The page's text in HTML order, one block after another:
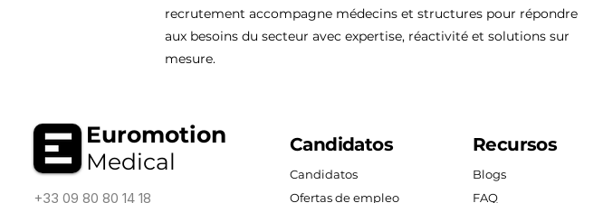
recrutement accompagne médecins et structures pour répondre
aux besoins du secteur avec expertise, réactivité et solutions sur
mesure.
Euromotion
Medical
+33 09 80 80 14 18
Candidatos
Candidatos
Ofertas de empleo
Recursos
Blogs
FAQ